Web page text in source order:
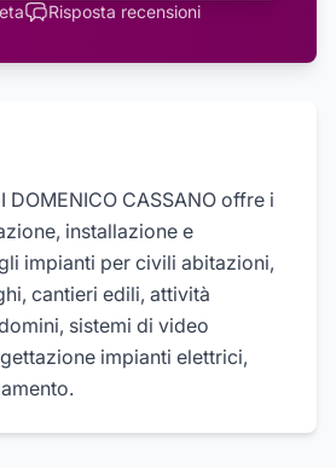
Risposta recensioni
DOMENICO CASSANO offre i
installazione e
impianti per civili abitazioni,
cantieri edili, attività
sistemi di video
impianti elettrici,